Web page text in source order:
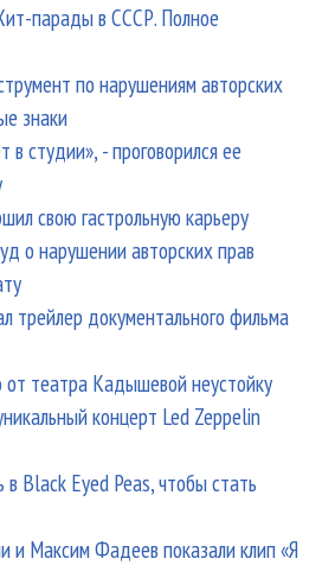
парады в СССР. Полное
по нарушениям авторских
знаки
в студии», - проговорился ее
свою гастрольную карьеру
о нарушении авторских прав
трейлер документального фильма
от театра Кадышевой неустойку
концерт Led Zeppelin
Black Eyed Peas, чтобы стать
и Максим Фадеев показали клип «Я